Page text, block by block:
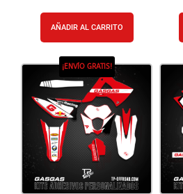
AÑADIR AL CARRITO
¡ENVÍO GRATIS!